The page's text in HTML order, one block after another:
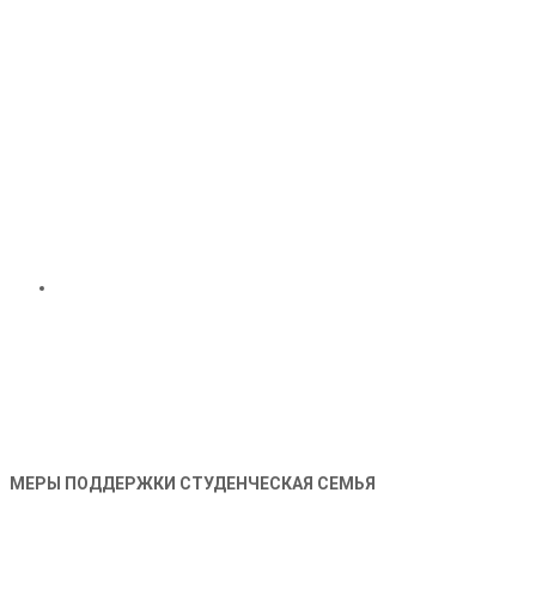
МЕРЫ ПОДДЕРЖКИ СТУДЕНЧЕСКАЯ СЕМЬЯ